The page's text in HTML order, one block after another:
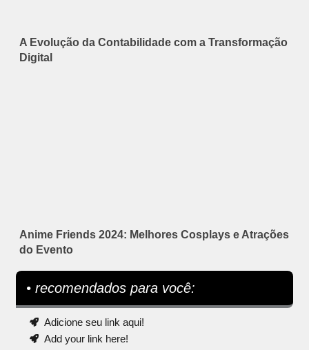
A Evolução da Contabilidade com a Transformação
Digital
Anime Friends 2024: Melhores Cosplays e Atrações
do Evento
• recomendados para você:
Adicione seu link aqui!
Add your link here!